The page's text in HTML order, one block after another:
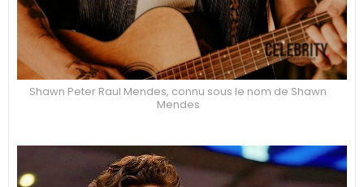
Shawn Peter Raul Mendes, connu sous le nom de Shawn
Mendes